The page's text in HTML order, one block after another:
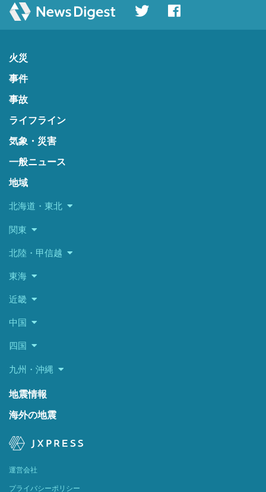
火災
事件
事故
ライフライン
気象・災害
一般ニュース
地域
北海道・東北
関東
北陸・甲信越
東海
近畿
中国
四国
九州・沖縄
地震情報
海外の地震
運営会社
プライバシーポリシー